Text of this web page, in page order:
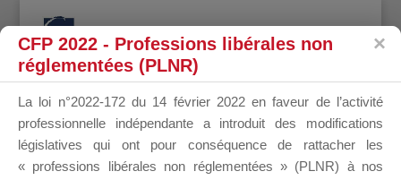
FEUTRIER
CFP 2022 - Professions libérales non
réglementées (PLNR)
La loi n°2022-172 du 14 février 2022 en faveur de l’activité
professionnelle indépendante a introduit des modifications
législatives qui ont pour conséquence de rattacher les
« professions libérales non réglementées » (PLNR) à nos